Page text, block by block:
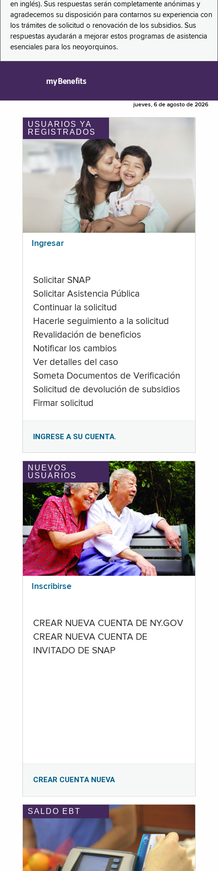
en inglés). Sus respuestas serán completamente anónimas y
agradecemos su disposición para contarnos su experiencia con
los trámites de solicitud o renovación de los subsidios. Sus
respuestas ayudarán a mejorar estos programas de asistencia
esenciales para los neoyorquinos.
myBenefits
jueves, 6 de agosto de 2026
USUARIOS YA
REGISTRADOS
Ingresar
Solicitar SNAP
Solicitar Asistencia Pública
Continuar la solicitud
Hacerle seguimiento a la solicitud
Revalidación de beneficios
Notificar los cambios
Ver detalles del caso
Someta Documentos de Verificación
Solicitud de devolución de subsidios
Firmar solicitud
INGRESE A SU CUENTA.
NUEVOS
USUARIOS
Inscribirse
CREAR NUEVA CUENTA DE NY.GOV
CREAR NUEVA CUENTA DE
INVITADO DE SNAP
CREAR CUENTA NUEVA
SALDO EBT